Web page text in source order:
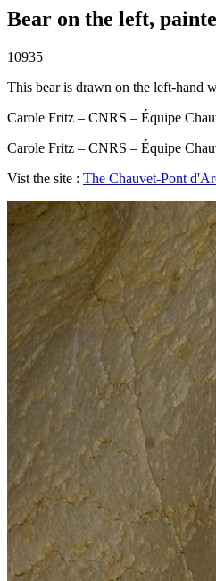
Bear on the left,
10935
This bear is drawn on the left-hand
Carole Fritz – CNRS – Équipe
Carole Fritz – CNRS – Équipe
Vist the site : The Chauvet-Pont